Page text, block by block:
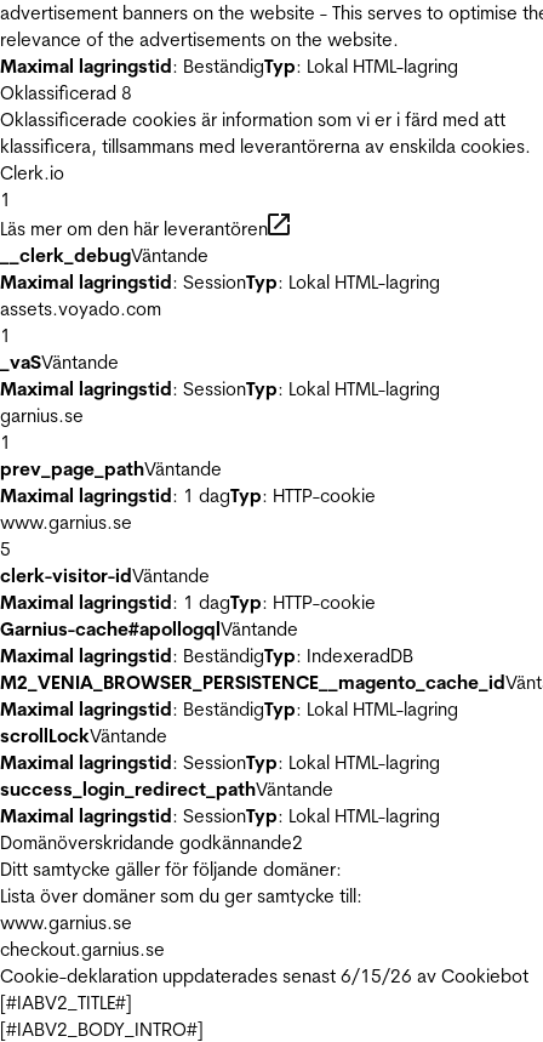
advertisement banners on the website - This serves to optimise
relevance of the advertisements on the website.
Maximal lagringstid: BeständigTyp: Lokal HTML-lagring
Oklassificerad 8
Oklassificerade cookies är information som vi er i färd med att
klassificera, tillsammans med leverantörerna av enskilda cookies.
Clerk.io
1
Läs mer om den här leverantören
__clerk_debugVäntande
Maximal lagringstid: SessionTyp: Lokal HTML-lagring
assets.voyado.com
1
_vaSVäntande
Maximal lagringstid: SessionTyp: Lokal HTML-lagring
garnius.se
1
prev_page_pathVäntande
Maximal lagringstid: 1 dagTyp: HTTP-cookie
www.garnius.se
5
clerk-visitor-idVäntande
Maximal lagringstid: 1 dagTyp: HTTP-cookie
Garnius-cache#apollogqlVäntande
Maximal lagringstid: BeständigTyp: IndexeradDB
M2_VENIA_BROWSER_PERSISTENCE__magento_cache_id
Maximal lagringstid: BeständigTyp: Lokal HTML-lagring
scrollLockVäntande
Maximal lagringstid: SessionTyp: Lokal HTML-lagring
success_login_redirect_pathVäntande
Maximal lagringstid: SessionTyp: Lokal HTML-lagring
Domänöverskridande godkännande2
Ditt samtycke gäller för följande domäner:
Lista över domäner som du ger samtycke till:
www.garnius.se
checkout.garnius.se
Cookie-deklaration uppdaterades senast 6/15/26 av Cookiebot
[#IABV2_TITLE#]
[#IABV2_BODY_INTRO#]